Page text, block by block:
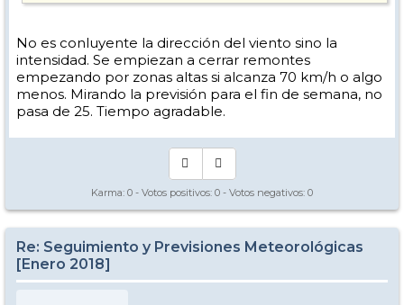
No es conluyente la dirección del viento sino la
intensidad. Se empiezan a cerrar remontes
empezando por zonas altas si alcanza 70 km/h o algo
menos. Mirando la previsión para el fin de semana, no
pasa de 25. Tiempo agradable.
Karma: 0 - Votos positivos: 0 - Votos negativos: 0
Re: Seguimiento y Previsiones Meteorológicas
[Enero 2018]